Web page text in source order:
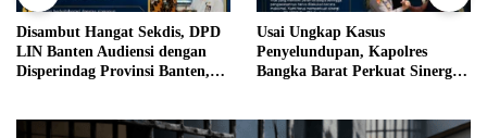
Disambut Hangat Sekdis, DPD
LIN Banten Audiensi dengan
Disperindag Provinsi Banten,
Usai Ungkap Kasus
Penyelundupan, Kapolres
Bangka Barat Perkuat Sinergi